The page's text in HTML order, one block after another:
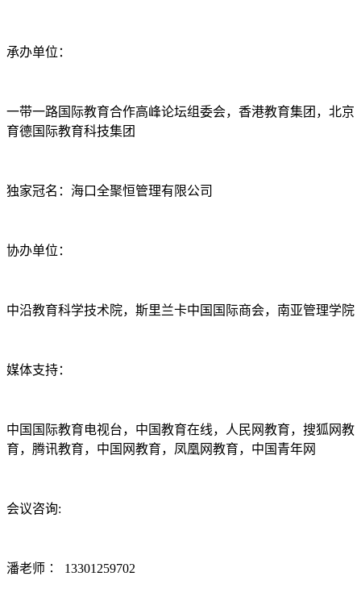
承办单位：
一带一路国际教育合作高峰论坛组委会，香港教育集团，北京
育德国际教育科技集团
独家冠名：海口全聚恒管理有限公司
协办单位：
中沿教育科学技术院，斯里兰卡中国国际商会，南亚管理学院
媒体支持：
中国国际教育电视台，中国教育在线，人民网教育，搜狐网教
育，腾讯教育，中国网教育，凤凰网教育，中国青年网
会议咨询:
潘老师∶ 13301259702